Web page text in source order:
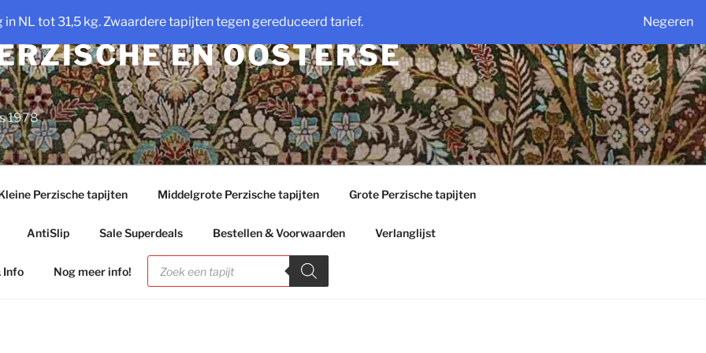
NL tot 31,5 kg. Zwaardere tapijten tegen gereduceerd tarief. Negeren
EN OOSTERSE
1978
Perzische tapijten Middelgrote Perzische tapijten Grote Perzische tapijten
AntiSlip Sale Superdeals Bestellen & Voorwaarden Verlanglijst
Info Nog meer info!
Producten
zoeken